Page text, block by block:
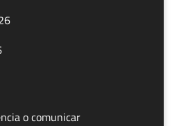
o comunicar